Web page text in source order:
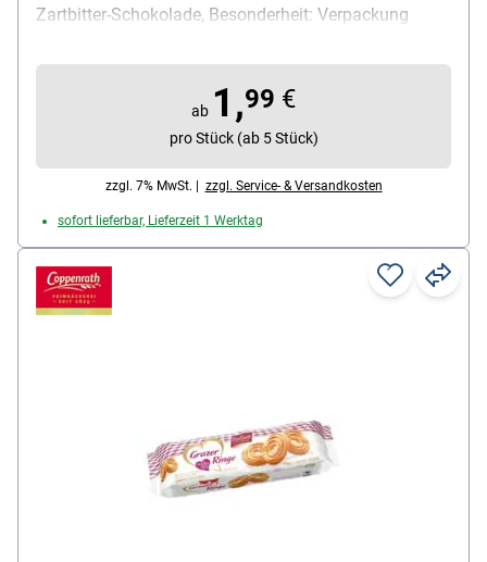
Zartbitter-Schokolade, Besonderheit: Verpackung
ab 1,99 €
pro Stück (ab 5 Stück)
zzgl. 7% MwSt. | zzgl. Service- & Versandkosten
sofort lieferbar, Lieferzeit 1 Werktag